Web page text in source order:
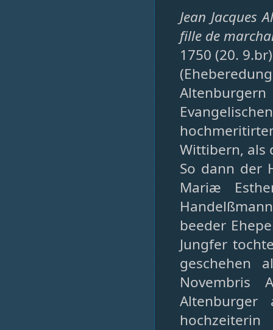
Jean Jacques
fille de
1750 (20.
Wittibern, als
So dann der
Mariæ
beeder
Jungfer
geschehen
Novembris
Altenburger
hochzeiterin